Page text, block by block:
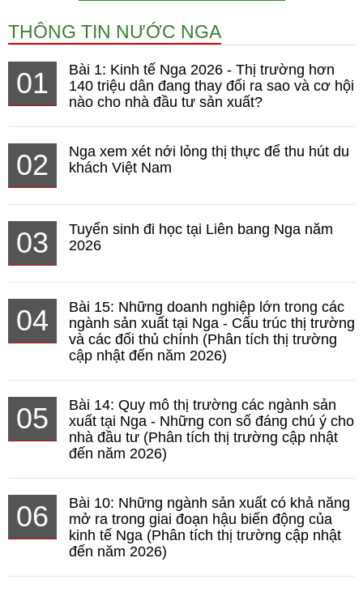
THÔNG TIN NƯỚC NGA
01
Bài 1: Kinh tế Nga 2026 - Thị trường hơn
140 triệu dân đang thay đổi ra sao và cơ hội
nào cho nhà đầu tư sản xuất?
02
Nga xem xét nới lỏng thị thực để thu hút du
khách Việt Nam
03
Tuyển sinh đi học tại Liên bang Nga năm
2026
04
Bài 15: Những doanh nghiệp lớn trong các
ngành sản xuất tại Nga - Cấu trúc thị trường
và các đối thủ chính (Phân tích thị trường
cập nhật đến năm 2026)
05
Bài 14: Quy mô thị trường các ngành sản
xuất tại Nga - Những con số đáng chú ý cho
nhà đầu tư (Phân tích thị trường cập nhật
đến năm 2026)
06
Bài 10: Những ngành sản xuất có khả năng
mở ra trong giai đoạn hậu biến động của
kinh tế Nga (Phân tích thị trường cập nhật
đến năm 2026)